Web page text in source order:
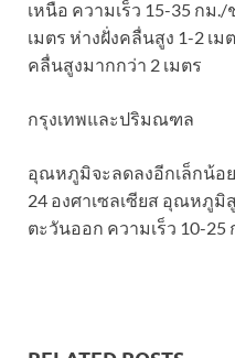
เหนือ ความเร็ว 15-35 กม
เมตร ห่างฝั่งคลื่นสูง 1-2 เ
คลื่นสูงมากกว่า 2 เมตร
กรุงเทพและปริมณฑล
อุณหภูมิจะลดลงอีกเล็กน้อ
24 องศาเซลเซียส อุณหภูมิ
ตะวันออก ความเร็ว 10-25